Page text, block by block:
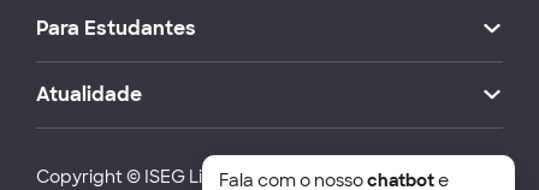
Para Estudantes
Atualidade
Copyright © ISEG Lisbon School of Economics and
Fala com o nossochatbote